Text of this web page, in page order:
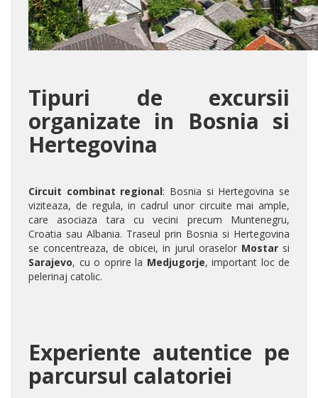
Tipuri de excursii
organizate in Bosnia si
Hertegovina
Circuit combinat regional: Bosnia si Hertegovina se
viziteaza, de regula, in cadrul unor circuite mai ample,
care asociaza tara cu vecini precum Muntenegru,
Croatia sau Albania. Traseul prin Bosnia si Hertegovina
se concentreaza, de obicei, in jurul oraselor Mostar si
Sarajevo, cu o oprire la Medjugorje, important loc de
pelerinaj catolic.
Experiente autentice pe
parcursul calatoriei